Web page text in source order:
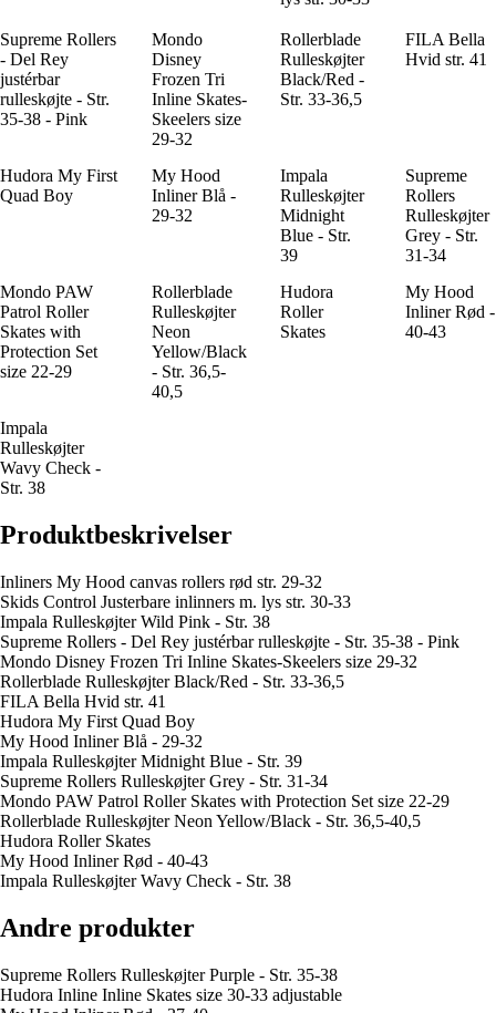
Supreme Rollers
- Del Rey
justérbar
rulleskøjte - Str.
35-38 - Pink
Mondo
Disney
Frozen Tri
Inline Skates-
Skeelers size
29-32
Rollerblade
Rulleskøjter
Black/Red -
Str. 33-36,5
FILA Bella
Hvid str. 41
Hudora My First
Quad Boy
My Hood
Inliner Blå -
29-32
Impala
Rulleskøjter
Midnight
Blue - Str.
39
Supreme
Rollers
Rulleskøjter
Grey - Str.
31-34
Mondo PAW
Patrol Roller
Skates with
Protection Set
size 22-29
Rollerblade
Rulleskøjter
Neon
Yellow/Black
- Str. 36,5-
40,5
Hudora
Roller
Skates
My Hood
Inliner Rød -
40-43
Impala
Rulleskøjter
Wavy Check -
Str. 38
Produktbeskrivelser
Inliners My Hood canvas rollers rød str. 29-32
Skids Control Justerbare inlinners m. lys str. 30-33
Impala Rulleskøjter Wild Pink - Str. 38
Supreme Rollers - Del Rey justérbar rulleskøjte - Str. 35-38 - Pink
Mondo Disney Frozen Tri Inline Skates-Skeelers size 29-32
Rollerblade Rulleskøjter Black/Red - Str. 33-36,5
FILA Bella Hvid str. 41
Hudora My First Quad Boy
My Hood Inliner Blå - 29-32
Impala Rulleskøjter Midnight Blue - Str. 39
Supreme Rollers Rulleskøjter Grey - Str. 31-34
Mondo PAW Patrol Roller Skates with Protection Set size 22-29
Rollerblade Rulleskøjter Neon Yellow/Black - Str. 36,5-40,5
Hudora Roller Skates
My Hood Inliner Rød - 40-43
Impala Rulleskøjter Wavy Check - Str. 38
Andre produkter
Supreme Rollers Rulleskøjter Purple - Str. 35-38
Hudora Inline Inline Skates size 30-33 adjustable